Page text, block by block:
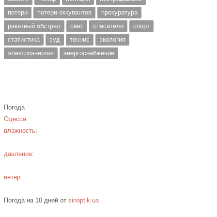
потери
потери оккупантов
прокуратура
ракетный обстрел
свет спасатели
спорт
статистика
суд теннис
экология
электроэнергия
энергоснабжение
Погода
Одесса
влажность:
давление:
ветер:
Погода на 10 дней отsinoptik.ua